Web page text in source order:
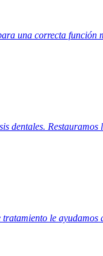
una correcta función
Restauramos
le ayudamos